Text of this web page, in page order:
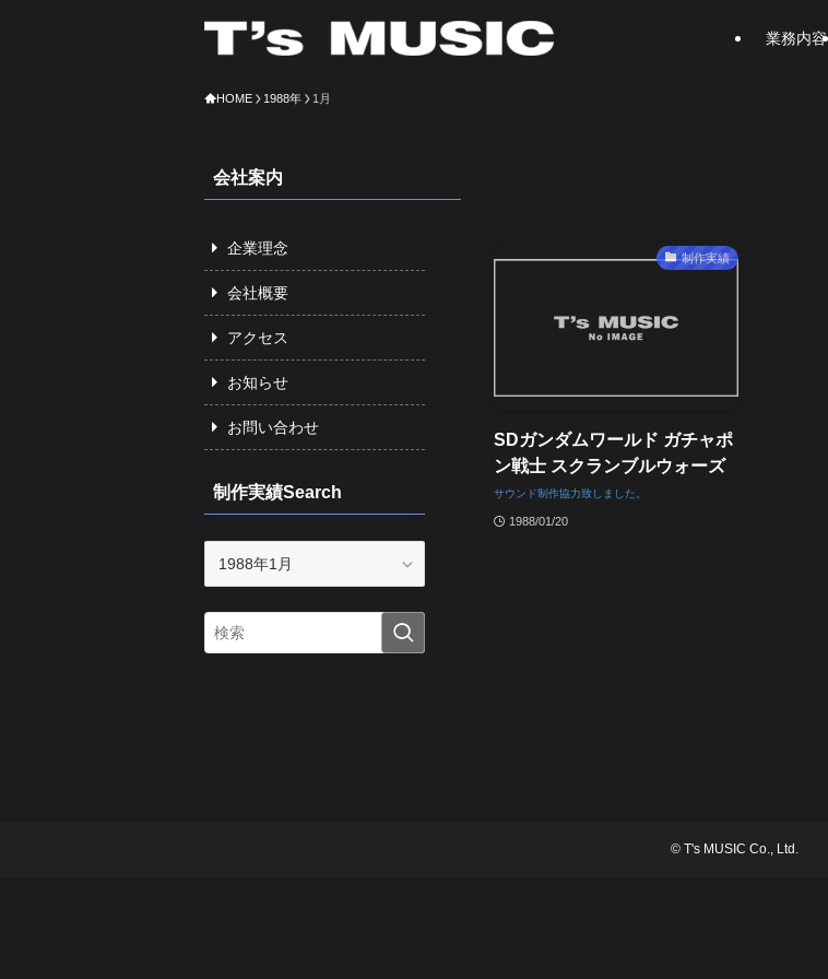
業務内容
HOME 1988年 1月
制作実績
SDガンダムワールド ガチャポ
ン戦士 スクランブルウォーズ
サウンド制作協力致しました。
1988/01/20
会社案内
企業理念
会社概要
アクセス
お知らせ
お問い合わせ
制作実績Search
績
Search
©T's MUSIC Co., Ltd.